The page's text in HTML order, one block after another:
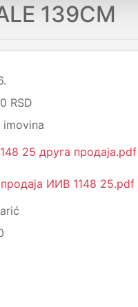
139CM
RSD
imovina
25 друга продаја.pdf
ИИВ 1148 25.pdf